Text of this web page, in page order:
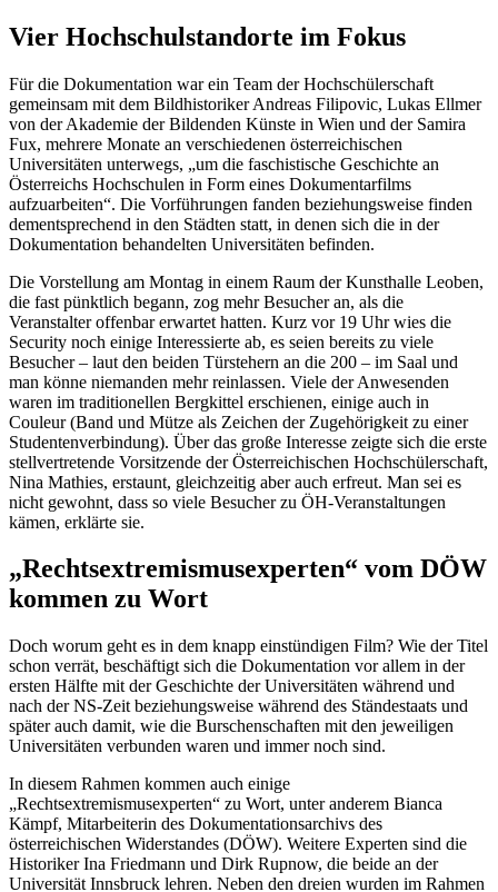
Vier Hochschulstandorte im Fokus
Für die Dokumentation war ein Team der Hochschülerschaft
gemeinsam mit dem Bildhistoriker Andreas Filipovic, Lukas Ellmer
von der Akademie der Bildenden Künste in Wien und der Samira
Fux, mehrere Monate an verschiedenen österreichischen
Universitäten unterwegs, „um die faschistische Geschichte an
Österreichs Hochschulen in Form eines Dokumentarfilms
aufzuarbeiten“. Die Vorführungen fanden beziehungsweise finden
dementsprechend in den Städten statt, in denen sich die in der
Dokumentation behandelten Universitäten befinden.
Die Vorstellung am Montag in einem Raum der Kunsthalle Leoben,
die fast pünktlich begann, zog mehr Besucher an, als die
Veranstalter offenbar erwartet hatten. Kurz vor 19 Uhr wies die
Security noch einige Interessierte ab, es seien bereits zu viele
Besucher – laut den beiden Türstehern an die 200 – im Saal und
man könne niemanden mehr reinlassen. Viele der Anwesenden
waren im traditionellen Bergkittel erschienen, einige auch in
Couleur (Band und Mütze als Zeichen der Zugehörigkeit zu einer
Studentenverbindung). Über das große Interesse zeigte sich die erste
stellvertretende Vorsitzende der Österreichischen Hochschülerschaft,
Nina Mathies, erstaunt, gleichzeitig aber auch erfreut. Man sei es
nicht gewohnt, dass so viele Besucher zu ÖH-Veranstaltungen
kämen, erklärte sie.
„Rechtsextremismusexperten“ vom DÖW
kommen zu Wort
Doch worum geht es in dem knapp einstündigen Film? Wie der Titel
schon verrät, beschäftigt sich die Dokumentation vor allem in der
ersten Hälfte mit der Geschichte der Universitäten während und
nach der NS-Zeit beziehungsweise während des Ständestaats und
später auch damit, wie die Burschenschaften mit den jeweiligen
Universitäten verbunden waren und immer noch sind.
In diesem Rahmen kommen auch einige
„Rechtsextremismusexperten“ zu Wort, unter anderem Bianca
Kämpf, Mitarbeiterin des Dokumentationsarchivs des
österreichischen Widerstandes (DÖW). Weitere Experten sind die
Historiker Ina Friedmann und Dirk Rupnow, die beide an der
Universität Innsbruck lehren. Neben den dreien wurden im Rahmen